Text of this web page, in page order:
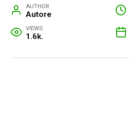
AUTHOR
Autore
VIEWS
1.6k.